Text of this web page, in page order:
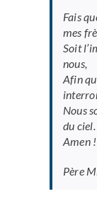
Fais
mes
Soit
nous,
Afin
Nous
du ciel.
Amen !
Père